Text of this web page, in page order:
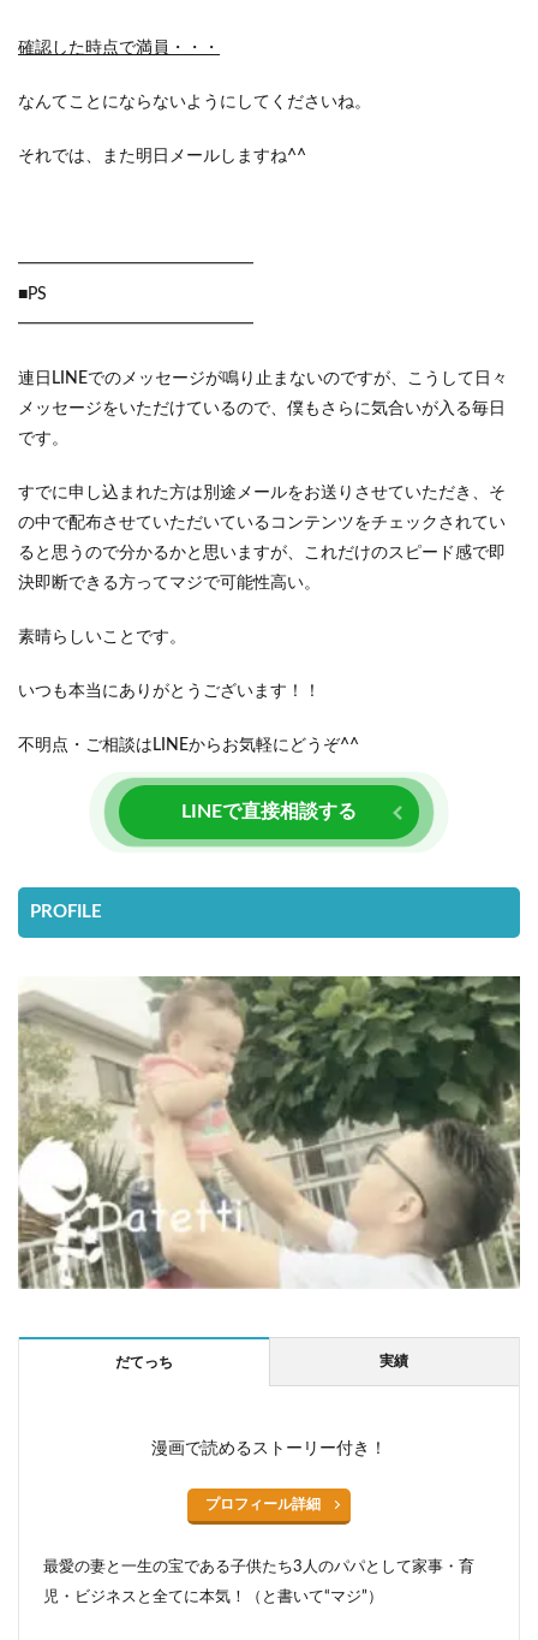
確認した時点で満員・・・
なんてことにならないようにしてくださいね。
それでは、また明日メールしますね^^
━━━━━━━━━━━━━━
■PS
━━━━━━━━━━━━━━
連日LINEでのメッセージが鳴り止まないのですが、こうして日々
メッセージをいただけているので、僕もさらに気合いが入る毎日
です。
すでに申し込まれた方は別途メールをお送りさせていただき、そ
の中で配布させていただいているコンテンツをチェックされてい
ると思うので分かるかと思いますが、これだけのスピード感で即
決即断できる方ってマジで可能性高い。
素晴らしいことです。
いつも本当にありがとうございます！！
不明点・ご相談はLINEからお気軽にどうぞ^^
LINEで直接相談する
PROFILE
だてっち 実績
漫画で読めるストーリー付き！
プロフィール詳細
最愛の妻と一生の宝である子供たち3人のパパとして家事・育
児・ビジネスと全てに本気！（と書いて“マジ”）